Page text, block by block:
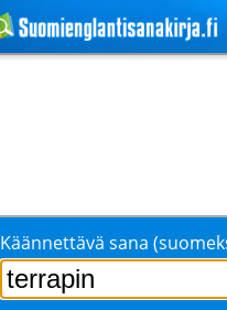
Käännettävä sana